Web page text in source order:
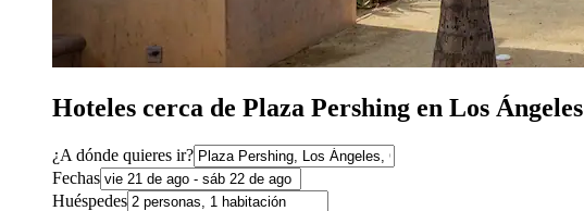
Hoteles cerca de Plaza Pershing en Los Ángeles
¿A dónde quieres ir?
Fechas
Huéspedes